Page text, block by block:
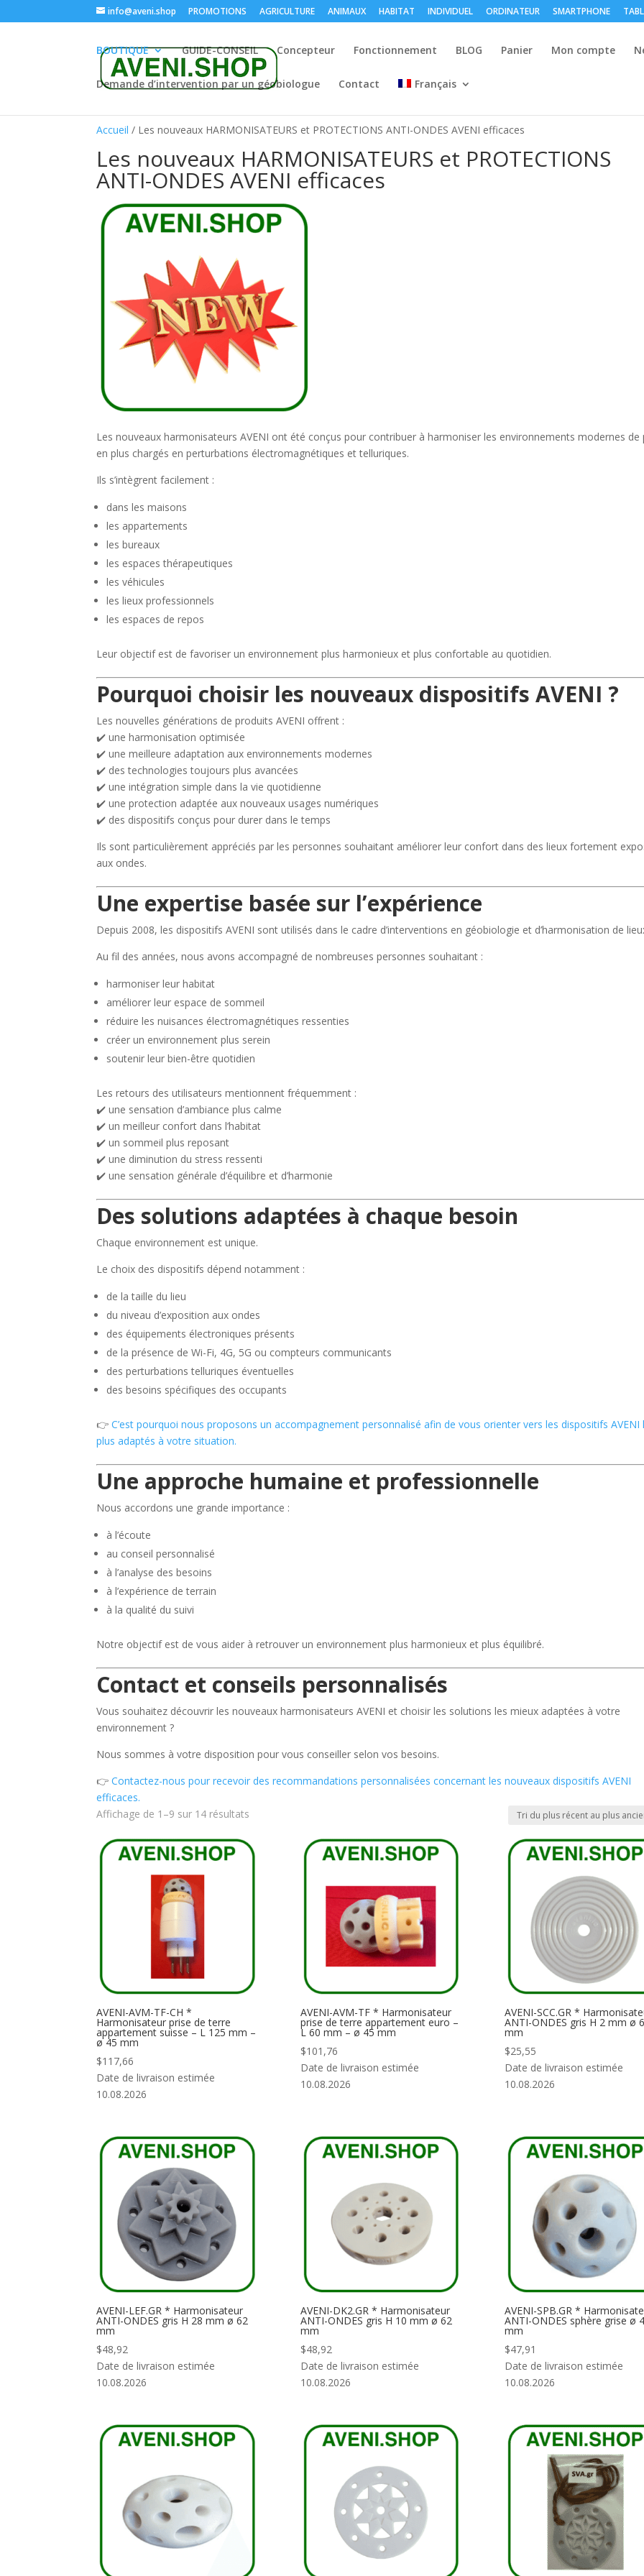
info@aveni.shop PROMOTIONS AGRICULTURE ANIMAUX HABITAT INDIVIDUEL ORDINATEUR SMARTPHONE
BOUTIQUE GUIDE-CONSEIL Concepteur Fonctionnement BLOG Panier Mon compte
Demande d’intervention par un géobiologue Contact Français
Accueil / Les nouveaux HARMONISATEURS et PROTECTIONS ANTI-ONDES AVENI efficaces
Les nouveaux HARMONISATEURS et PROTECTIONS
ANTI-ONDES AVENI efficaces
Les nouveaux harmonisateurs AVENI ont été conçus pour contribuer à harmoniser les environnements modernes de
en plus chargés en perturbations électromagnétiques et telluriques.
Ils s’intègrent facilement :
dans les maisons
les appartements
les bureaux
les espaces thérapeutiques
les véhicules
les lieux professionnels
les espaces de repos
Leur objectif est de favoriser un environnement plus harmonieux et plus confortable au quotidien.
Pourquoi choisir les nouveaux dispositifs AVENI ?
Les nouvelles générations de produits AVENI offrent :
✔️ une harmonisation optimisée
✔️ une meilleure adaptation aux environnements modernes
✔️ des technologies toujours plus avancées
✔️ une intégration simple dans la vie quotidienne
✔️ une protection adaptée aux nouveaux usages numériques
✔️ des dispositifs conçus pour durer dans le temps
Ils sont particulièrement appréciés par les personnes souhaitant améliorer leur confort dans des lieux fortement
aux ondes.
Une expertise basée sur l’expérience
Depuis 2008, les dispositifs AVENI sont utilisés dans le cadre d’interventions en géobiologie et d’harmonisation de
Au fil des années, nous avons accompagné de nombreuses personnes souhaitant :
harmoniser leur habitat
améliorer leur espace de sommeil
réduire les nuisances électromagnétiques ressenties
créer un environnement plus serein
soutenir leur bien-être quotidien
Les retours des utilisateurs mentionnent fréquemment :
✔️ une sensation d’ambiance plus calme
✔️ un meilleur confort dans l’habitat
✔️ un sommeil plus reposant
✔️ une diminution du stress ressenti
✔️ une sensation générale d’équilibre et d’harmonie
Des solutions adaptées à chaque besoin
Chaque environnement est unique.
Le choix des dispositifs dépend notamment :
de la taille du lieu
du niveau d’exposition aux ondes
des équipements électroniques présents
de la présence de Wi-Fi, 4G, 5G ou compteurs communicants
des perturbations telluriques éventuelles
des besoins spécifiques des occupants
👉C’est pourquoi nous proposons un accompagnement personnalisé afin de vous orienter vers les dispositifs AVENI
plus adaptés à votre situation.
Une approche humaine et professionnelle
Nous accordons une grande importance :
à l’écoute
au conseil personnalisé
à l’analyse des besoins
à l’expérience de terrain
à la qualité du suivi
Notre objectif est de vous aider à retrouver un environnement plus harmonieux et plus équilibré.
Contact et conseils personnalisés
Vous souhaitez découvrir les nouveaux harmonisateurs AVENI et choisir les solutions les mieux adaptées à votre
environnement ?
Nous sommes à votre disposition pour vous conseiller selon vos besoins.
👉Contactez-nous pour recevoir des recommandations personnalisées concernant les nouveaux dispositifs AVENI
efficaces.
Affichage de 1–9 sur 14 résultats
plus
AVENI-AVM-TF-CH *
Harmonisateur prise de terre
appartement suisse – L 125 mm –
ø 45 mm
$117,66
Date de livraison estimée
10.08.2026
AVENI-AVM-TF * Harmonisateur
prise de terre appartement euro –
L 60 mm – ø 45 mm
$101,76
Date de livraison estimée
10.08.2026
AVENI-SCC.GR *
ANTI-ONDES gris H 2 mm ø
mm
$25,55
Date de livraison estimée
10.08.2026
AVENI-LEF.GR * Harmonisateur
ANTI-ONDES gris H 28 mm ø 62
mm
$48,92
Date de livraison estimée
10.08.2026
AVENI-DK2.GR * Harmonisateur
ANTI-ONDES gris H 10 mm ø 62
mm
$48,92
Date de livraison estimée
10.08.2026
AVENI-SPB.GR *
ANTI-ONDES sphère grise ø
mm
$47,91
Date de livraison estimée
10.08.2026